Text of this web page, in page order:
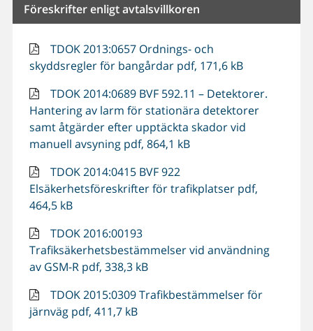
Föreskrifter enligt avtalsvillkoren
TDOK 2013:0657 Ordnings- och
skyddsregler för bangårdar pdf, 171,6 kB
TDOK 2014:0689 BVF 592.11 – Detektorer.
Hantering av larm för stationära detektorer
samt åtgärder efter upptäckta skador vid
manuell avsyning pdf, 864,1 kB
TDOK 2014:0415 BVF 922
Elsäkerhetsföreskrifter för trafikplatser pdf,
464,5 kB
TDOK 2016:00193
Trafiksäkerhetsbestämmelser vid användning
av GSM-R pdf, 338,3 kB
TDOK 2015:0309 Trafikbestämmelser för
järnväg pdf, 411,7 kB